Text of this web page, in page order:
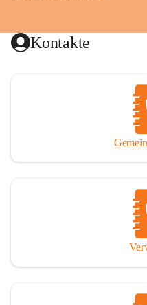
Kontakte